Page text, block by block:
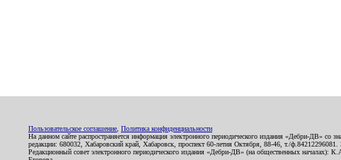
Пользовательское соглашение Политика конфиденциальности
На данном сайте распространяется информация электронного периодического издания «Дебри-
редакции: 680032, Хабаровский край, Хабаровск, проспект 60-летия Октября, 88-46, т./ф.84212296081.
Редакционный совет электронного периодического издания «Дебри-ДВ» (на общественных